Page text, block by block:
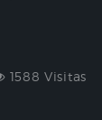
1588 Visitas